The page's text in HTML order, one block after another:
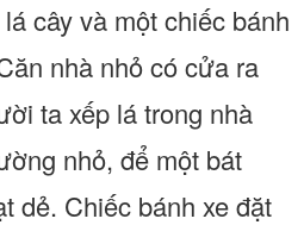
cây và một chiếc bánh
nhà nhỏ có cửa ra
ta xếp lá trong nhà
nhỏ, để một bát
dẻ. Chiếc bánh xe đặt